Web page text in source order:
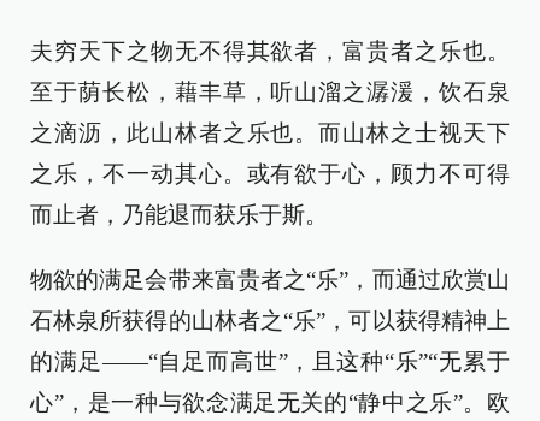
夫穷天下之物无不得其欲者，富贵者之乐也。
至于荫长松，藉丰草，听山溜之潺湲，饮石泉
之滴沥，此山林者之乐也。而山林之士视天下
之乐，不一动其心。或有欲于心，顾力不可得
而止者，乃能退而获乐于斯。
物欲的满足会带来富贵者之“乐”，而通过欣赏山
石林泉所获得的山林者之“乐”，可以获得精神上
的满足——“自足而高世”，且这种“乐”“无累于
心”，是一种与欲念满足无关的“静中之乐”。欧